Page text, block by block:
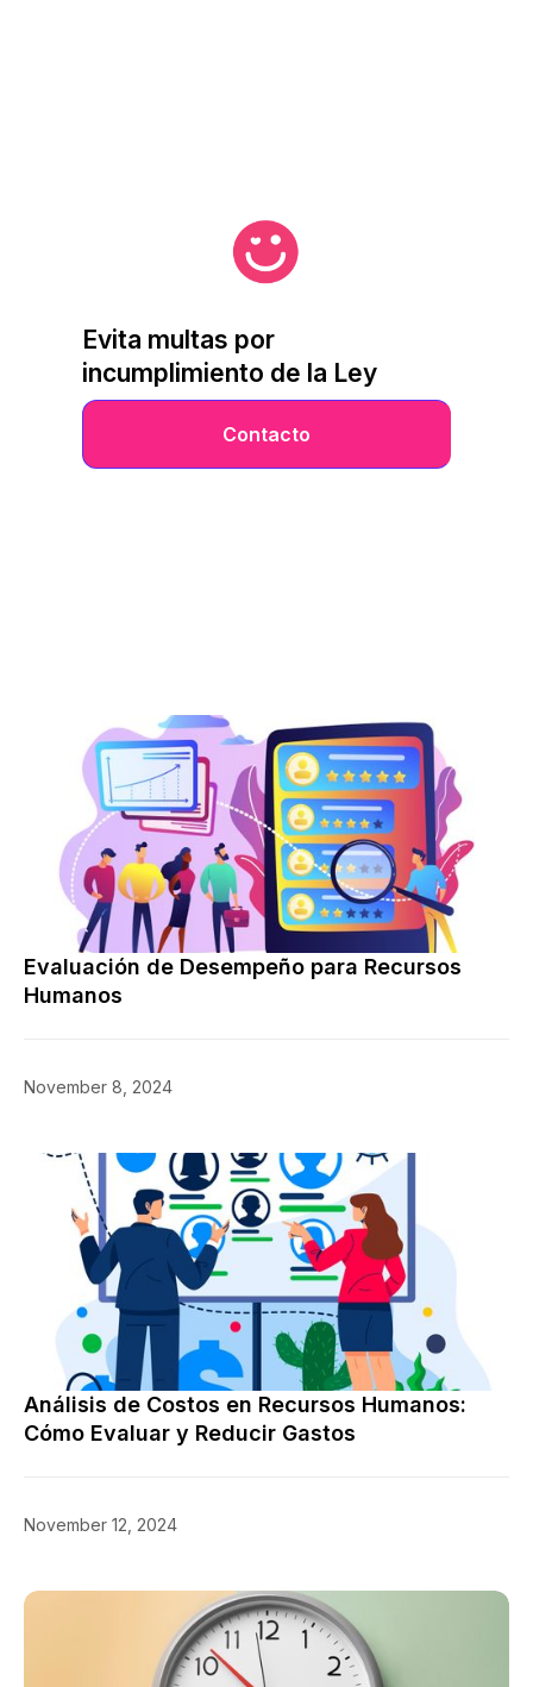
Evita multas por
incumplimiento de la Ley
Contacto
Evaluación de Desempeño para Recursos
Humanos
November 8, 2024
Análisis de Costos en Recursos Humanos:
Cómo Evaluar y Reducir Gastos
November 12, 2024